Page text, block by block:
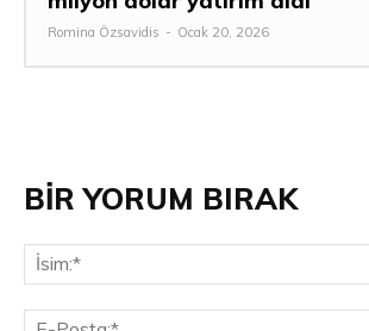
Romina Özsavidis - Ocak 20, 2026
BİR YORUM BIRAK